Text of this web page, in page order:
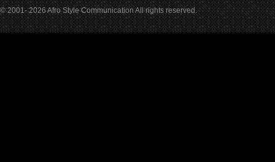
© 2001- 2026 Afro Style Communication All rights reserved.